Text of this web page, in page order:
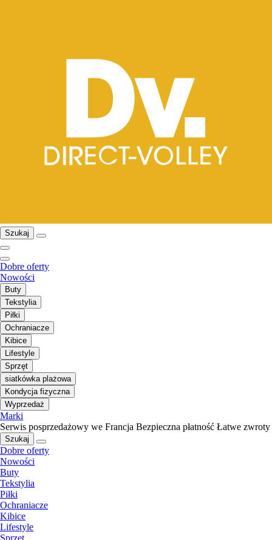
Szukaj
Dobre oferty
Nowości
Buty
Tekstylia
Piłki
Ochraniacze
Kibice
Lifestyle
Sprzęt
siatkówka plażowa
Kondycja fizyczna
Wyprzedaż
Marki
Serwis posprzedażowy we Francja Bezpieczna płatność Łatwe zwroty
Szukaj
Dobre oferty
Nowości
Buty
Tekstylia
Piłki
Ochraniacze
Kibice
Lifestyle